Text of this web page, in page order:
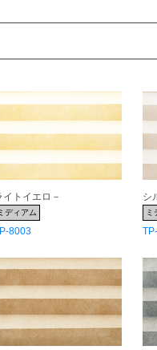
イトイエロ－
ディアム
8003
シ
ミ